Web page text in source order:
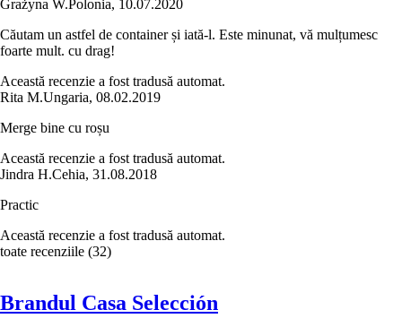
Grażyna W.Polonia, 10.07.2020
Căutam un astfel de container și iată-l. Este minunat, vă mulțumesc
foarte mult. cu drag!
Această recenzie a fost tradusă automat.
Rita M.Ungaria, 08.02.2019
Merge bine cu roșu
Această recenzie a fost tradusă automat.
Jindra H.Cehia, 31.08.2018
Practic
Această recenzie a fost tradusă automat.
toate recenziile (32)
Brandul Casa Selección